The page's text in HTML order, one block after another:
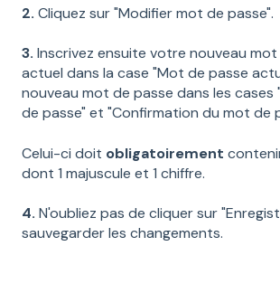
2. Cliquez sur "Modifier mot de passe".
3. Inscrivez ensuite votre nouveau
actuel dans la case "Mot de passe
nouveau mot de passe dans les cases
de passe" et "Confirmation du mot de
Celui-ci doit obligatoirement
dont 1 majuscule et 1 chiffre.
4. N'oubliez pas de cliquer sur
sauvegarder les changements.